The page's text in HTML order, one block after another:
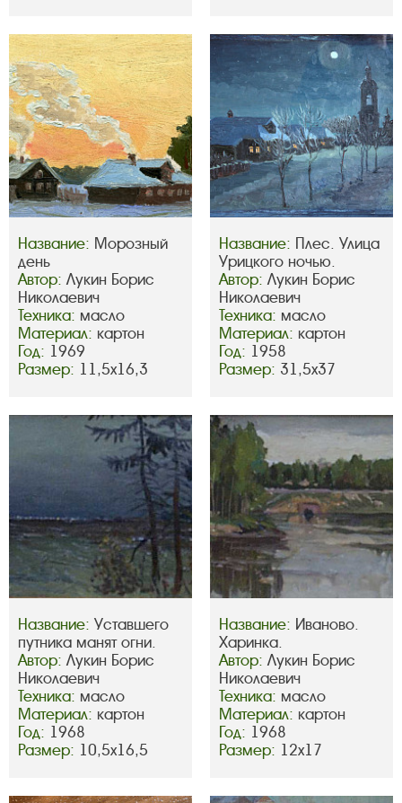
Название: Морозный
день
Автор: Лукин Борис
Николаевич
Техника: масло
Материал: картон
Год: 1969
Размер: 11,5х16,3
Название: Плес. Улица
Урицкого ночью.
Автор: Лукин Борис
Николаевич
Техника: масло
Материал: картон
Год: 1958
Размер: 31,5х37
Название: Уставшего
путника манят огни.
Автор: Лукин Борис
Николаевич
Техника: масло
Материал: картон
Год: 1968
Размер: 10,5х16,5
Название: Иваново.
Харинка.
Автор: Лукин Борис
Николаевич
Техника: масло
Материал: картон
Год: 1968
Размер: 12х17